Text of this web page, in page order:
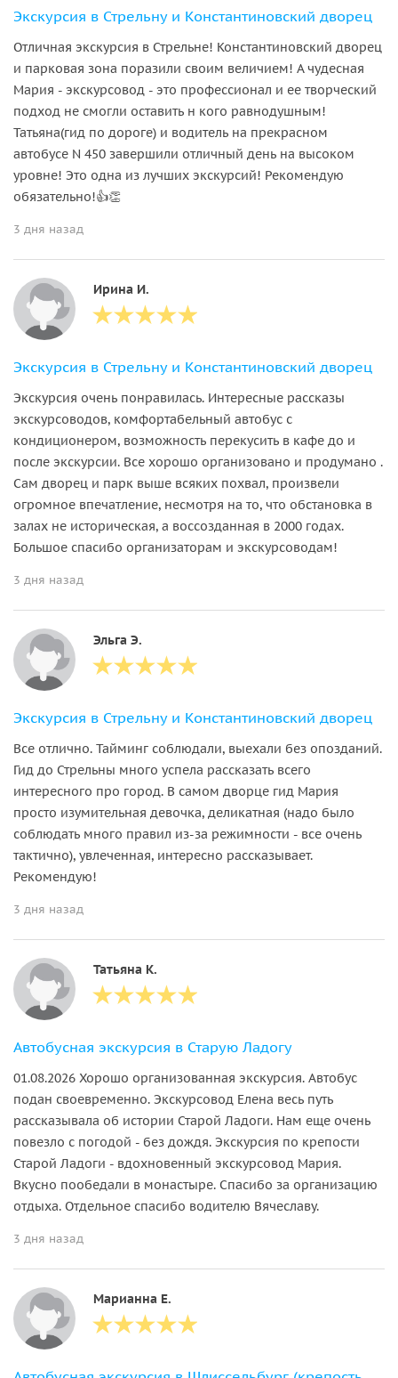
Экскурсия в Стрельну и Константиновский дворец
Отличная экскурсия в Стрельне! Константиновский дворец
и парковая зона поразили своим величием! А чудесная
Мария - экскурсовод - это профессионал и ее творческий
подход не смогли оставить н кого равнодушным!
Татьяна(гид по дороге) и водитель на прекрасном
автобусе N 450 завершили отличный день на высоком
уровне! Это одна из лучших экскурсий! Рекомендую
обязательно!👍👏
3 дня назад
Ирина И.
Экскурсия в Стрельну и Константиновский дворец
Экскурсия очень понравилась. Интересные рассказы
экскурсоводов, комфортабельный автобус с
кондиционером, возможность перекусить в кафе до и
после экскурсии. Все хорошо организовано и продумано .
Сам дворец и парк выше всяких похвал, произвели
огромное впечатление, несмотря на то, что обстановка в
залах не историческая, а воссозданная в 2000 годах.
Большое спасибо организаторам и экскурсоводам!
3 дня назад
Эльга Э.
Экскурсия в Стрельну и Константиновский дворец
Все отлично. Тайминг соблюдали, выехали без опозданий.
Гид до Стрельны много успела рассказать всего
интересного про город. В самом дворце гид Мария
просто изумительная девочка, деликатная (надо было
соблюдать много правил из-за режимности - все очень
тактично), увлеченная, интересно рассказывает.
Рекомендую!
3 дня назад
Татьяна К.
Автобусная экскурсия в Старую Ладогу
01.08.2026 Хорошо организованная экскурсия. Автобус
подан своевременно. Экскурсовод Елена весь путь
рассказывала об истории Старой Ладоги. Нам еще очень
повезло с погодой - без дождя. Экскурсия по крепости
Старой Ладоги - вдохновенный экскурсовод Мария.
Вкусно пообедали в монастыре. Спасибо за организацию
отдыха. Отдельное спасибо водителю Вячеславу.
3 дня назад
Марианна Е.